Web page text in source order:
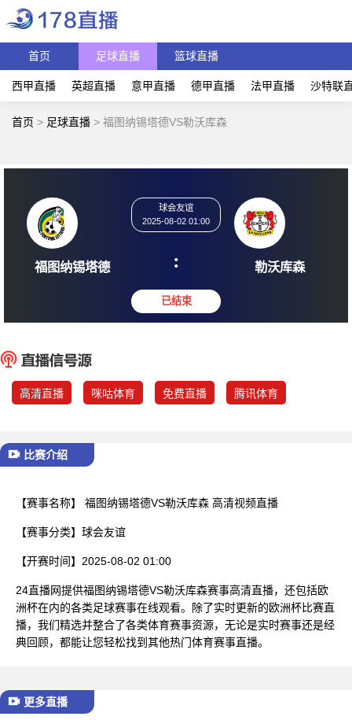
首页 足球直播 篮球直播
西甲直播 英超直播 意甲直播 德甲直播 法甲直播 沙特联
首页 > 足球直播 > 福图纳锡塔德VS勒沃库森
福图纳锡塔德
2025-08-02 01:00
: 勒沃
高清直播 咪咕体育 免费直播 腾讯体育
比赛介绍
【赛事名称】 福图纳锡塔德VS勒沃库森 高清视频直播
【赛事分类】 球会友谊
【开赛时间】 2025-08-02 01:00
24直播网提供福图纳锡塔德VS勒沃库森赛事高清直播，还包括欧
洲杯在内的各类足球赛事在线观看。除了实时更新的欧洲杯比赛直
播，我们精选并整合了各类体育赛事资源，无论是实时赛事还是经
典回顾，都能让您轻松找到其他热门体育赛事直播。
更多直播